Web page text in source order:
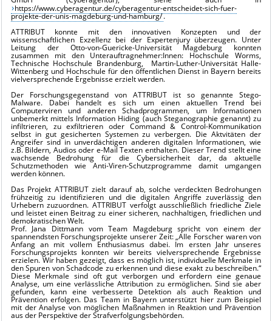
https://www.cyberagentur.de/cyberagentur-entscheidet-sich-fuer-
projekte-der-unis-magdeburg-und-hamburg/.
ATTRIBUT konnte mit den innovativen Konzepten und der
wissenschaftlichen Exzellenz bei der Expertenjury überzeugen. Unter
Leitung der Otto-von-Guericke-Universität Magdeburg konnten
zusammen mit den Unterauftragnehmer:Innen: Hochschule Worms,
Technische Hochschule Brandenburg, Martin-Luther-Universität Halle-
Wittenberg und Hochschule für den öffentlichen Dienst in Bayern bereits
vielversprechende Ergebnisse erzielt werden.
Der Forschungsgegenstand von ATTRIBUT ist so genannte Stego-
Malware. Dabei handelt es sich um einen aktuellen Trend bei
Computerviren und anderen Schadprogrammen, um Informationen
unbemerkt mittels Information Hiding (auch Steganographie genannt) zu
infiltrieren, zu exfiltrieren oder Command & Control-Kommunikation
selbst in gut gesicherten Systemen zu verbergen. Die Aktvitäten der
Angreifer sind in unverdächtigen anderen digitalen Informationen, wie
z.B. Bildern, Audios oder e-Mail Texten enthalten. Dieser Trend stellt eine
wachsende Bedrohung für die Cybersicherheit dar, da aktuelle
Schutzmethoden wie Anti-Viren-Schutzprogramme damit umgangen
werden können.
Das Projekt ATTRIBUT zielt darauf ab, solche verdeckten Bedrohungen
frühzeitig zu identifizieren und die digitalen Angriffe zuverlässig den
Urhebern zuzuordnen. ATTRIBUT verfolgt ausschließlich friedliche Ziele
und leistet einen Beitrag zu einer sicheren, nachhaltigen, friedlichen und
demokratischen Welt.
Prof. Jana Dittmann vom Team Magdeburg spricht von einem der
spannendsten Forschungsprojekte unserer Zeit: „Alle Forscher waren von
Anfang an mit vollem Enthusiasmus dabei. Im ersten Jahr unseres
Forschungsprojekts konnten wir bereits vielversprechende Ergebnisse
erzielen. Wir haben gezeigt, dass es möglich ist, individuelle Merkmale in
den Spuren von Schadcode zu erkennen und diese exakt zu beschreiben.“
Diese Merkmale sind oft gut verborgen und erfordern eine genaue
Analyse, um eine verlässliche Attribution zu ermöglichen. Sind sie aber
gefunden, kann eine verbesserte Detektion als auch Reaktion und
Prävention erfolgen. Das Team in Bayern unterstützt hier zum Beispiel
mit der Analyse von möglichen Maßnahmen in Reaktion und Prävention
aus der Perspektive der Strafverfolgungsbehörden.